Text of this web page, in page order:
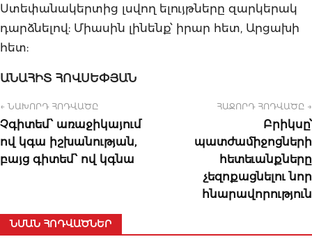
Ստեփանակերտից լսվող ելույթները զարկերակ
դարձնելով: Միասին լինենք՝ իրար հետ, Արցախի
հետ:
ԱՆԱՀԻՏ ՀՈՎՍԵՓՅԱՆ
← ՆԱԽՈՐԴ ՀՈԴՎԱԾԸ
Չգիտեմ՝ առաջիկայում
ով կգա իշխանության,
բայց գիտեմ՝ ով կգնա
ՀԱՋՈՐԴ ՀՈԴՎԱԾԸ →
Բրիկսը՝
պատժամիջոցների
հետեւանքները
չեզոքացնելու նոր
հնարավորություն
ՆՄԱՆ ՀՈԴՎԱԾՆԵՐ